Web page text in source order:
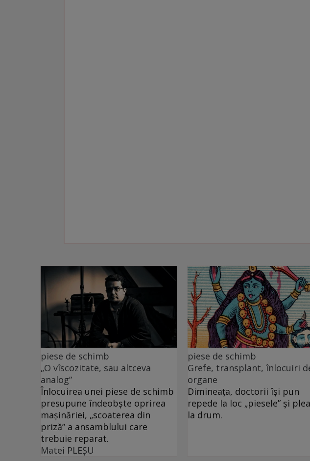
piese de schimb
„O vîscozitate, sau altceva
analog”
Înlocuirea unei piese de schimb
presupune îndeobște oprirea
mașinăriei, „scoaterea din
priză” a ansamblului care
trebuie reparat.
Matei PLEŞU
piese de schimb
Grefe, transplant, înlocuiri
organe
Dimineața, doctorii își pun
repede la loc „piesele” și
la drum.